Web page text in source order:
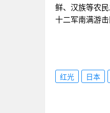
鲜、汉族等农
十二军南满游击
红光 日本